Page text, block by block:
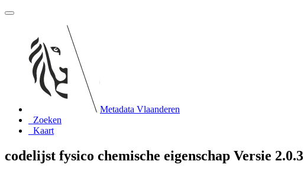
Metadata Vlaanderen
Zoeken
Kaart
codelijst fysico chemische eigenschap Versie 2.0.3